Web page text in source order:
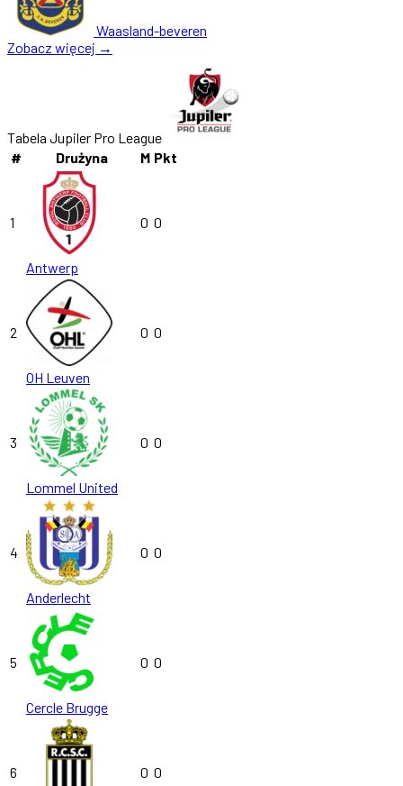
Waasland-beveren
Zobacz więcej →
Tabela Jupiler Pro League
#
Drużyna M Pkt
1
Antwerp
0 0
2
OH Leuven
0 0
3
Lommel United
0 0
4
Anderlecht
0 0
5
Cercle Brugge
0 0
6 0 0